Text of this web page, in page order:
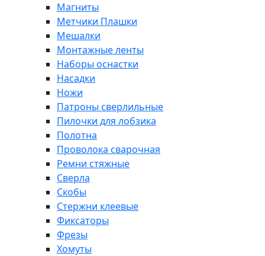
Магниты
Метчики Плашки
Мешалки
Монтажные ленты
Наборы оснастки
Насадки
Ножи
Патроны сверлильные
Пилочки для лобзика
Полотна
Проволока сварочная
Ремни стяжные
Сверла
Скобы
Стержни клеевые
Фиксаторы
Фрезы
Хомуты